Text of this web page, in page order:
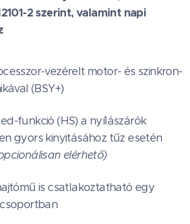
2 szerint, valamint napi
vezérelt motor- és szinkron-
(BSY+)
funkció (HS) a nyílászárók
gyors kinyitásához tűz esetén
elérhető)
is csatlakoztatható egy